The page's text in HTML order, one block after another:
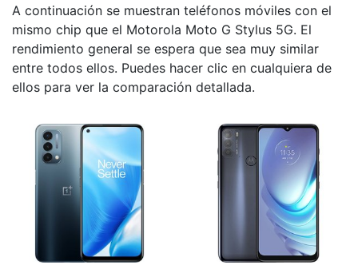
A continuación se muestran teléfonos móviles con el
mismo chip que el Motorola Moto G Stylus 5G. El
rendimiento general se espera que sea muy similar
entre todos ellos. Puedes hacer clic en cualquiera de
ellos para ver la comparación detallada.